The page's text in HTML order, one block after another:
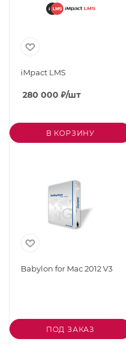
iMpact LMS
280 000 ₽/шт
В КОРЗИНУ
Babylon for Mac 2012 V3
ПОД ЗАКАЗ